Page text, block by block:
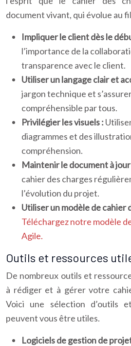
document vivant, qui évolue au
Impliquer le client dès le
l’importance de la
transparence avec le client.
Utiliser un langage clair et
jargon technique et
compréhensible par tous.
Privilégier les visuels :
diagrammes et des
compréhension.
Maintenir le document à jour
cahier des charges
l’évolution du projet.
Utiliser un modèle de cahier
Téléchargez notre modèle
Agile.
Outils et ressources
De nombreux outils et
à rédiger et à gérer votre
Voici une sélection d’outils
peuvent vous être utiles.
Logiciels de gestion de